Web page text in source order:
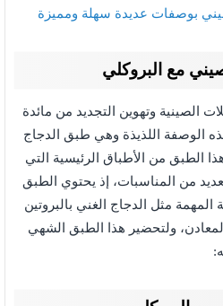
بوصفات عديدة سهلة ومميزة
مع البروكلي
الصينية وتهوين التجديد من مائدة
الوصفة اللذيذة وهي طبق الدجاج
الطبق من الأطباق الرئيسية التي
من المناسبات، إذ يحتوي الطبق
المهمة مثل الدجاج الغني بالبروتين
ولتحضير هذا الطبق الشهي